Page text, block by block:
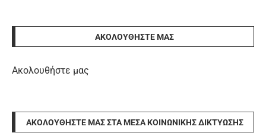
ΑΚΟΛΟΥΘΉΣΤΕ ΜΑΣ
Ακολουθήστε μας
ΑΚΟΛΟΥΘΉΣΤΕ ΜΑΣ ΣΤΑ ΜΈΣΑ ΚΟΙΝΩΝΙΚΉΣ ΔΙΚΤΎΩΣΗΣ